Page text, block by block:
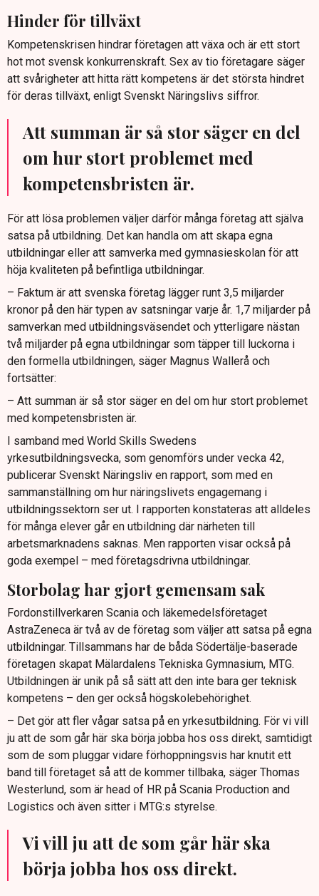
Hinder för tillväxt
Kompetenskrisen hindrar företagen att växa och är ett stort
hot mot svensk konkurrenskraft. Sex av tio företagare säger
att svårigheter att hitta rätt kompetens är det största hindret
för deras tillväxt, enligt Svenskt Näringslivs siffror.
Att summan är så stor säger en del
om hur stort problemet med
kompetensbristen är.
För att lösa problemen väljer därför många företag att själva
satsa på utbildning. Det kan handla om att skapa egna
utbildningar eller att samverka med gymnasieskolan för att
höja kvaliteten på befintliga utbildningar.
– Faktum är att svenska företag lägger runt 3,5 miljarder
kronor på den här typen av satsningar varje år. 1,7 miljarder på
samverkan med utbildningsväsendet och ytterligare nästan
två miljarder på egna utbildningar som täpper till luckorna i
den formella utbildningen, säger Magnus Wallerå och
fortsätter:
– Att summan är så stor säger en del om hur stort problemet
med kompetensbristen är.
I samband med World Skills Swedens
yrkesutbildningsvecka, som genomförs under vecka 42,
publicerar Svenskt Näringsliv en rapport, som med en
sammanställning om hur näringslivets engagemang i
utbildningssektorn ser ut. I rapporten konstateras att alldeles
för många elever går en utbildning där närheten till
arbetsmarknadens saknas. Men rapporten visar också på
goda exempel – med företagsdrivna utbildningar.
Storbolag har gjort gemensam sak
Fordonstillverkaren Scania och läkemedelsföretaget
AstraZeneca är två av de företag som väljer att satsa på egna
utbildningar. Tillsammans har de båda Södertälje-baserade
företagen skapat Mälardalens Tekniska Gymnasium, MTG.
Utbildningen är unik på så sätt att den inte bara ger teknisk
kompetens – den ger också högskolebehörighet.
– Det gör att fler vågar satsa på en yrkesutbildning. För vi vill
ju att de som går här ska börja jobba hos oss direkt, samtidigt
som de som pluggar vidare förhoppningsvis har knutit ett
band till företaget så att de kommer tillbaka, säger Thomas
Westerlund, som är head of HR på Scania Production and
Logistics och även sitter i MTG:s styrelse.
Vi vill ju att de som går här ska
börja jobba hos oss direkt.